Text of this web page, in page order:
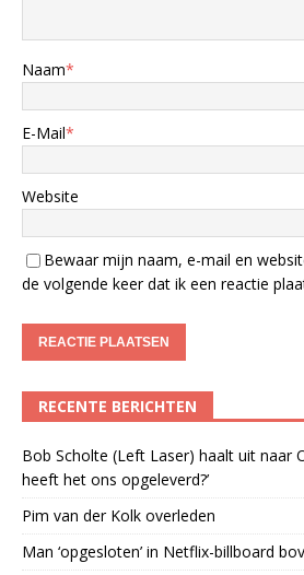
Naam*
E-Mail*
Website
Bewaar mijn naam, e-mail en
de volgende keer dat ik een reactie
RECENTE BERICHTEN
Bob Scholte (Left Laser) haalt uit naar
heeft het ons opgeleverd?’
Pim van der Kolk overleden
Man ‘opgesloten’ in Netflix-billboard